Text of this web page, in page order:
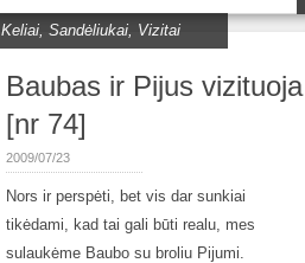
Keliai,Sandėliukai, Vizitai
Baubas ir Pijus vizituoja
[nr 74]
2009/07/23
Nors ir perspėti, bet vis dar sunkiai
tikėdami, kad tai gali būti realu, mes
sulaukėme Baubo su broliu Pijumi.